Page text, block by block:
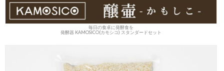
毎日の食卓に発酵食を
発酵器 KAMOSICO(カモシコ) スタンダードセット